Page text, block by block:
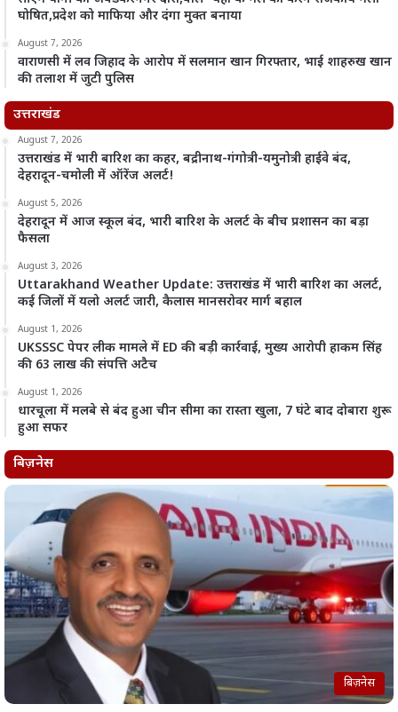
घोषित,प्रदेश को माफिया और दंगा मुक्त बनाया
August 7, 2026
वाराणसी में लव जिहाद के आरोप में सलमान खान गिरफ्तार, भाई शाहरुख खान
की तलाश में जुटी पुलिस
उत्तराखंड
August 7, 2026
उत्तराखंड में भारी बारिश का कहर, बद्रीनाथ-गंगोत्री-यमुनोत्री हाईवे बंद,
देहरादून-चमोली में ऑरेंज अलर्ट!
August 5, 2026
देहरादून में आज स्कूल बंद, भारी बारिश के अलर्ट के बीच प्रशासन का बड़ा
फैसला
August 3, 2026
Uttarakhand Weather Update: उत्तराखंड में भारी बारिश का अलर्ट,
कई जिलों में यलो अलर्ट जारी, कैलास मानसरोवर मार्ग बहाल
August 1, 2026
UKSSSC पेपर लीक मामले में ED की बड़ी कार्रवाई, मुख्य आरोपी हाकम सिंह
की 63 लाख की संपत्ति अटैच
August 1, 2026
धारचूला में मलबे से बंद हुआ चीन सीमा का रास्ता खुला, 7 घंटे बाद दोबारा शुरू
हुआ सफर
बिज़नेस
बिज़नेस